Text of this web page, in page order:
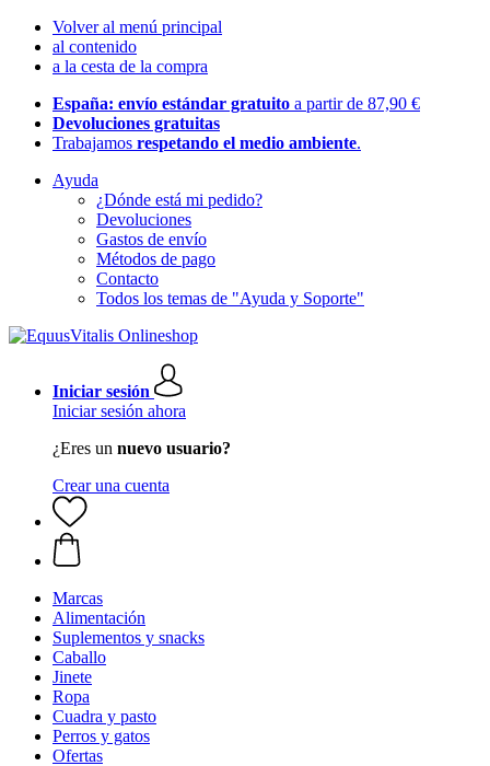
Volver al menú principal
al contenido
a la cesta de la compra
España: envío estándar gratuito a partir de 87,90 €
Devoluciones gratuitas
Trabajamos respetando el medio ambiente.
Ayuda
¿Dónde está mi pedido?
Devoluciones
Gastos de envío
Métodos de pago
Contacto
Todos los temas de "Ayuda y Soporte"
Iniciar sesión
Iniciar sesión ahora
¿Eres un nuevo usuario?
Crear una cuenta
Marcas
Alimentación
Suplementos y snacks
Caballo
Jinete
Ropa
Cuadra y pasto
Perros y gatos
Ofertas